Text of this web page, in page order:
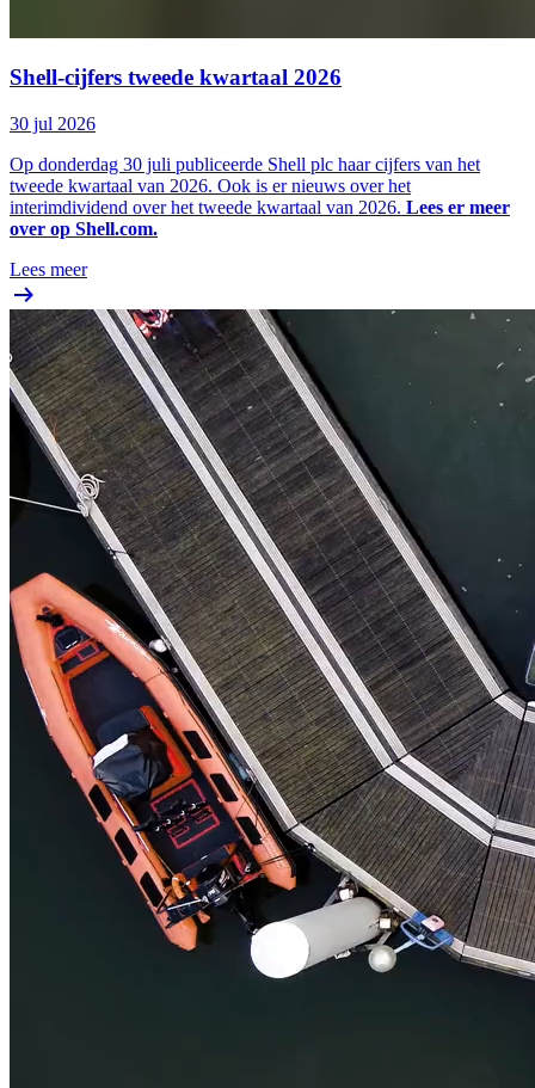
Shell-cijfers tweede kwartaal 2026
30 jul 2026
Op donderdag 30 juli publiceerde Shell plc haar cijfers van het
tweede kwartaal van 2026. Ook is er nieuws over het
interimdividend over het tweede kwartaal van 2026. Lees er meer
over op Shell.com.
Lees meer